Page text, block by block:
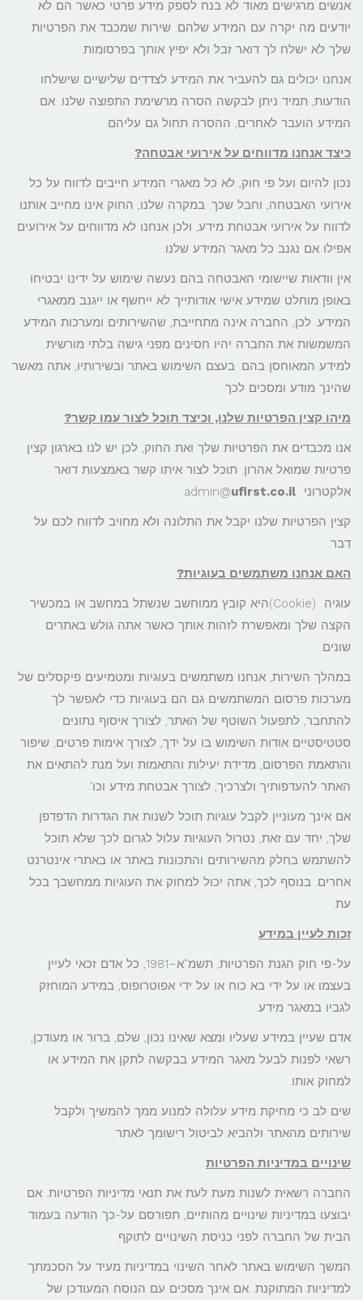
אנשים מרגישים מאוד לא בנח לספק מידע פרטי כאשר הם לא
יודעים מה יקרה עם המידע שלהם. שירות שמכבד את הפרטיות
שלך לא ישלח לך דואר זבל ולא יפיץ אותך בפרסומות.
אנחנו יכולים גם להעביר את המידע לצדדים שלישיים שישלחו
הודעות, תמיד ניתן לבקשה הסרה מרשימת התפוצה שלנו. אם
המידע הועבר לאחרים, ההסרה תחול גם עליהם.
כיצד אנחנו מדווחים על אירועי אבטחה?
נכון להיום ועל פי חוק, לא כל מאגרי המידע חייבים לדווח על כל
אירועי האבטחה, וחבל שכך. במקרה שלנו, החוק אינו מחייב אותנו
לדווח על אירועי אבטחת מידע, ולכן אנחנו לא מדווחים על אירועים
אפילו אם נגנב כל מאגר המידע שלנו.
אין וודאות שיישומי האבטחה בהם נעשה שימוש על ידינו יבטיחו
באופן מוחלט שמידע אישי אודותייך לא ייחשף או ייגנב ממאגרי
המידע. לכן, החברה אינה מתחייבת, שהשירותים ומערכות המידע
המשמשות את החברה יהיו חסינים מפני גישה בלתי מורשית
למידע המאוחסן בהם. בעצם השימוש באתר ובשירותיו, אתה מאשר
שהינך מודע ומסכים לכך.
מיהו קצין הפרטיות שלנו, וכיצד תוכל לצור עמו קשר?
אנו מכבדים את הפרטיות שלך ואת החוק, לכן יש לנו בארגון קצין
פרטיות שמואל אהרון. תוכל לצור איתו קשר באמצעות דואר
אלקטרוני admin@ ufirst.co.il
קצין הפרטיות שלנו יקבל את התלונה ולא מחויב לדווח לכם על
דבר.
האם אנחנו משתמשים בעוגיות?
עוגיה (Cookie)היא קובץ ממוחשב שנשתל במחשב או במכשיר
הקצה שלך ומאפשרת לזהות אותך כאשר אתה גולש באתרים
שונים.
במהלך השירות, אנחנו משתמשים בעוגיות ומטמיעים פיקסלים של
מערכות פרסום המשתמשים גם הם בעוגיות כדי לאפשר לך
להתחבר, לתפעול השוטף של האתר, לצורך איסוף נתונים
סטטיסטיים אודות השימוש בו על ידך, לצורך אימות פרטים, שיפור
והתאמת הפרסום, מדידת יעילות והתאמות ועל מנת להתאים את
האתר להעדפותיך ולצרכיך, לצורך אבטחת מידע וכו'.
אם אינך מעוניין לקבל עוגיות תוכל לשנות את הגדרות הדפדפן
שלך, יחד עם זאת, נטרול העוגיות עלול לגרום לכך שלא תוכל
להשתמש בחלק מהשירותים והתכונות באתר או באתרי אינטרנט
אחרים. בנוסף לכך, אתה יכול למחוק את העוגיות ממחשבך בכל
עת.
זכות לעיין במידע
על-פי חוק הגנת הפרטיות, תשמ"א–1981, כל אדם זכאי לעיין
בעצמו או על ידי בא כוח או על ידי אפוטרופוס, במידע המוחזק
לגביו במאגר מידע.
אדם שעיין במידע שעליו ומצא שאינו נכון, שלם, ברור או מעודכן,
רשאי לפנות לבעל מאגר המידע בבקשה לתקן את המידע או
למחוק אותו.
שים לב כי מחיקת מידע עלולה למנוע ממך להמשיך ולקבל
שירותים מהאתר ולהביא לביטול רישומך לאתר.
שינויים במדיניות הפרטיות
החברה רשאית לשנות מעת לעת את תנאי מדיניות הפרטיות. אם
יבוצעו במדיניות שינויים מהותיים, תפורסם על-כך הודעה בעמוד
הבית של החברה לפני כניסת השינויים לתוקף.
המשך השימוש באתר לאחר השינוי במדיניות מעיד על הסכמתך
למדיניות המתוקנת. אם אינך מסכים עם הנוסח המעודכן של